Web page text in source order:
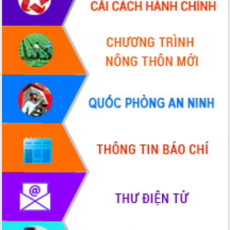
sầu riêng tại Đắk Lắk
Trình diễn nghệ thuật chế biến các
món ăn từ sầu riêng
Đắk Lắk công bố Quy hoạch và xúc
tiến đầu tư tỉnh
Ngành cá ngừ Đắk Lắk chủ động thích
ứng để giữ vững thị trường xuất khẩu
Diễn đàn Kinh tế tư nhân Việt Nam đột
phá cơ chế - Hợp tác công tư
Đề án 06 tạo bước ngoặt đột phá trong
cải cách hành chính tỉnh Đắk Lắk
Kết nối tour, đẩy mạnh chuyển đổi số
để phát triển du lịch Đắk Lắk
Khởi động Dự án Đầu tư xây dựng hạ
tầng kỹ thuật Cụm công nghiệp Tân
Tiến
Gặp mặt các cơ quan báo chí nhân Kỷ
niệm 101 năm Ngày Báo chí Cách
mạng Việt Nam
Đắk Lắk sơ kết 4 năm triển khai thực